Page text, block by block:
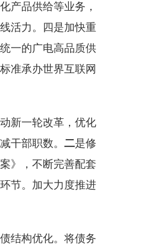
产品供给等业务，
活力。四是加快重
一的广电高品质供
准承办世界互联网
新一轮改革，优化
干部职数。 二是修
》，不断完善配套
节。加大力度推进
结构优化。将债务